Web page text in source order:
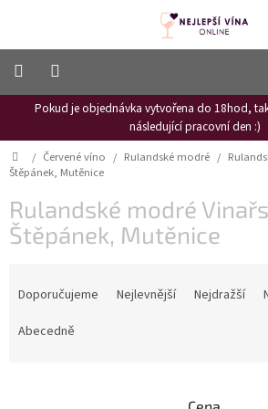
Pokud je objednávka vytvořena do 18hod,
následující pracovní den :)
Frizzante
Růžové
víno
Hroznový
mošt
Naši
Vinné
Domů
/ Červené víno / Rulandské modré /
Štěpánek, Mutěnice
Rulandské modré
Štěpánek, Mutěnice
Doporučujeme Nejlevnější Nejdražší
Abecedně